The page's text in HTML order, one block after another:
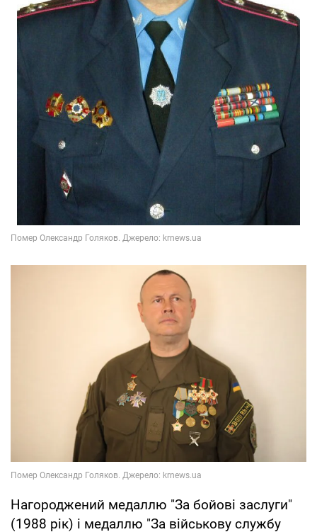
Нагороджений медаллю "За бойові заслуги"
(1988 рік) і медаллю "За військову службу